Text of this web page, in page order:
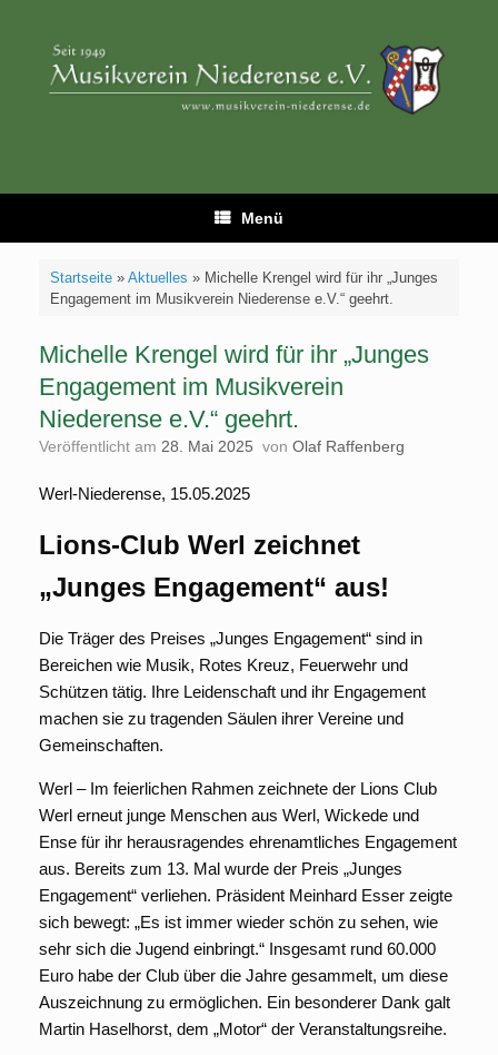
springen
Menü
Startseite» Aktuelles » Michelle Krengel wird für ihr „Junges
Engagement im Musikverein Niederense e.V.“ geehrt.
Michelle Krengel wird für ihr „Junges
Engagement im Musikverein
Niederense e.V.“ geehrt.
Veröffentlicht am 28. Mai 2025 von Olaf Raffenberg
Werl-Niederense, 15.05.2025
Lions-Club Werl zeichnet
„Junges Engagement“ aus!
Die Träger des Preises „Junges Engagement“ sind in
Bereichen wie Musik, Rotes Kreuz, Feuerwehr und
Schützen tätig. Ihre Leidenschaft und ihr Engagement
machen sie zu tragenden Säulen ihrer Vereine und
Gemeinschaften.
Werl – Im feierlichen Rahmen zeichnete der Lions Club
Werl erneut junge Menschen aus Werl, Wickede und
Ense für ihr herausragendes ehrenamtliches Engagement
aus. Bereits zum 13. Mal wurde der Preis „Junges
Engagement“ verliehen. Präsident Meinhard Esser zeigte
sich bewegt: „Es ist immer wieder schön zu sehen, wie
sehr sich die Jugend einbringt.“ Insgesamt rund 60.000
Euro habe der Club über die Jahre gesammelt, um diese
Auszeichnung zu ermöglichen. Ein besonderer Dank galt
Martin Haselhorst, dem „Motor“ der Veranstaltungsreihe.